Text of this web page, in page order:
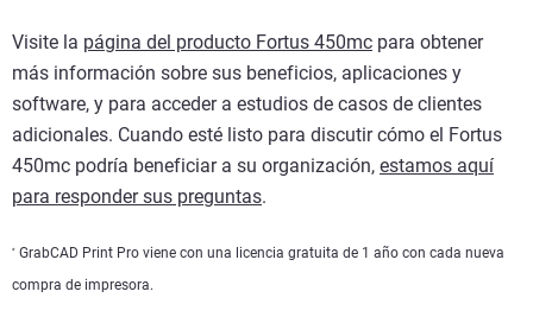
Visite la página del producto Fortus 450mc para obtener
más información sobre sus beneficios, aplicaciones y
software, y para acceder a estudios de casos de clientes
adicionales. Cuando esté listo para discutir cómo el Fortus
450mc podría beneficiar a su organización, estamos aquí
para responder sus preguntas.
* GrabCAD Print Pro viene con una licencia gratuita de 1 año con cada nueva
compra de impresora.